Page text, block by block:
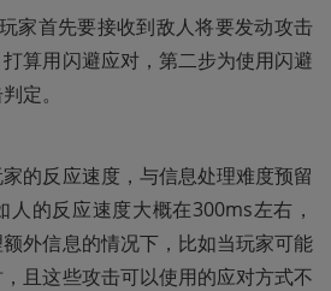
家首先要接收到敌人将要发动攻击
算用闪避应对，第二步为使用闪避
定。
的反应速度，与信息处理难度预留
的反应速度大概在300ms左右，
外信息的情况下，比如当玩家可能
且这些攻击可以使用的应对方式不